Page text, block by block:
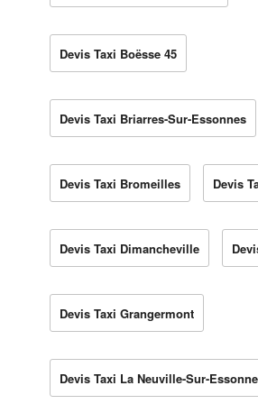
Devis Taxi Boësse 45
Devis Taxi Briarres-Sur-Essonnes
Devis Taxi Bromeilles Devis
Devis Taxi Dimancheville
Devis Taxi Grangermont
Devis Taxi La Neuville-Sur-Essonne